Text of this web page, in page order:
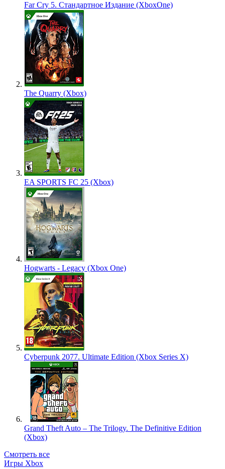
Far Cry 5. Стандартное Издание (XboxOne)
The Quarry (Xbox)
EA SPORTS FC 25 (Xbox)
Hogwarts - Legacy (Xbox One)
Cyberpunk 2077. Ultimate Edition (Xbox Series X)
Grand Theft Auto – The Trilogy. The Definitive Edition
(Xbox)
Смотреть все
Игры Xbox